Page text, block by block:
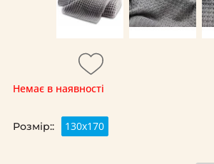
Немає в наявності
Розмір:: 130x170